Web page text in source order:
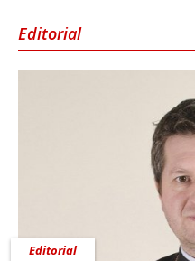
Editorial
Editorial